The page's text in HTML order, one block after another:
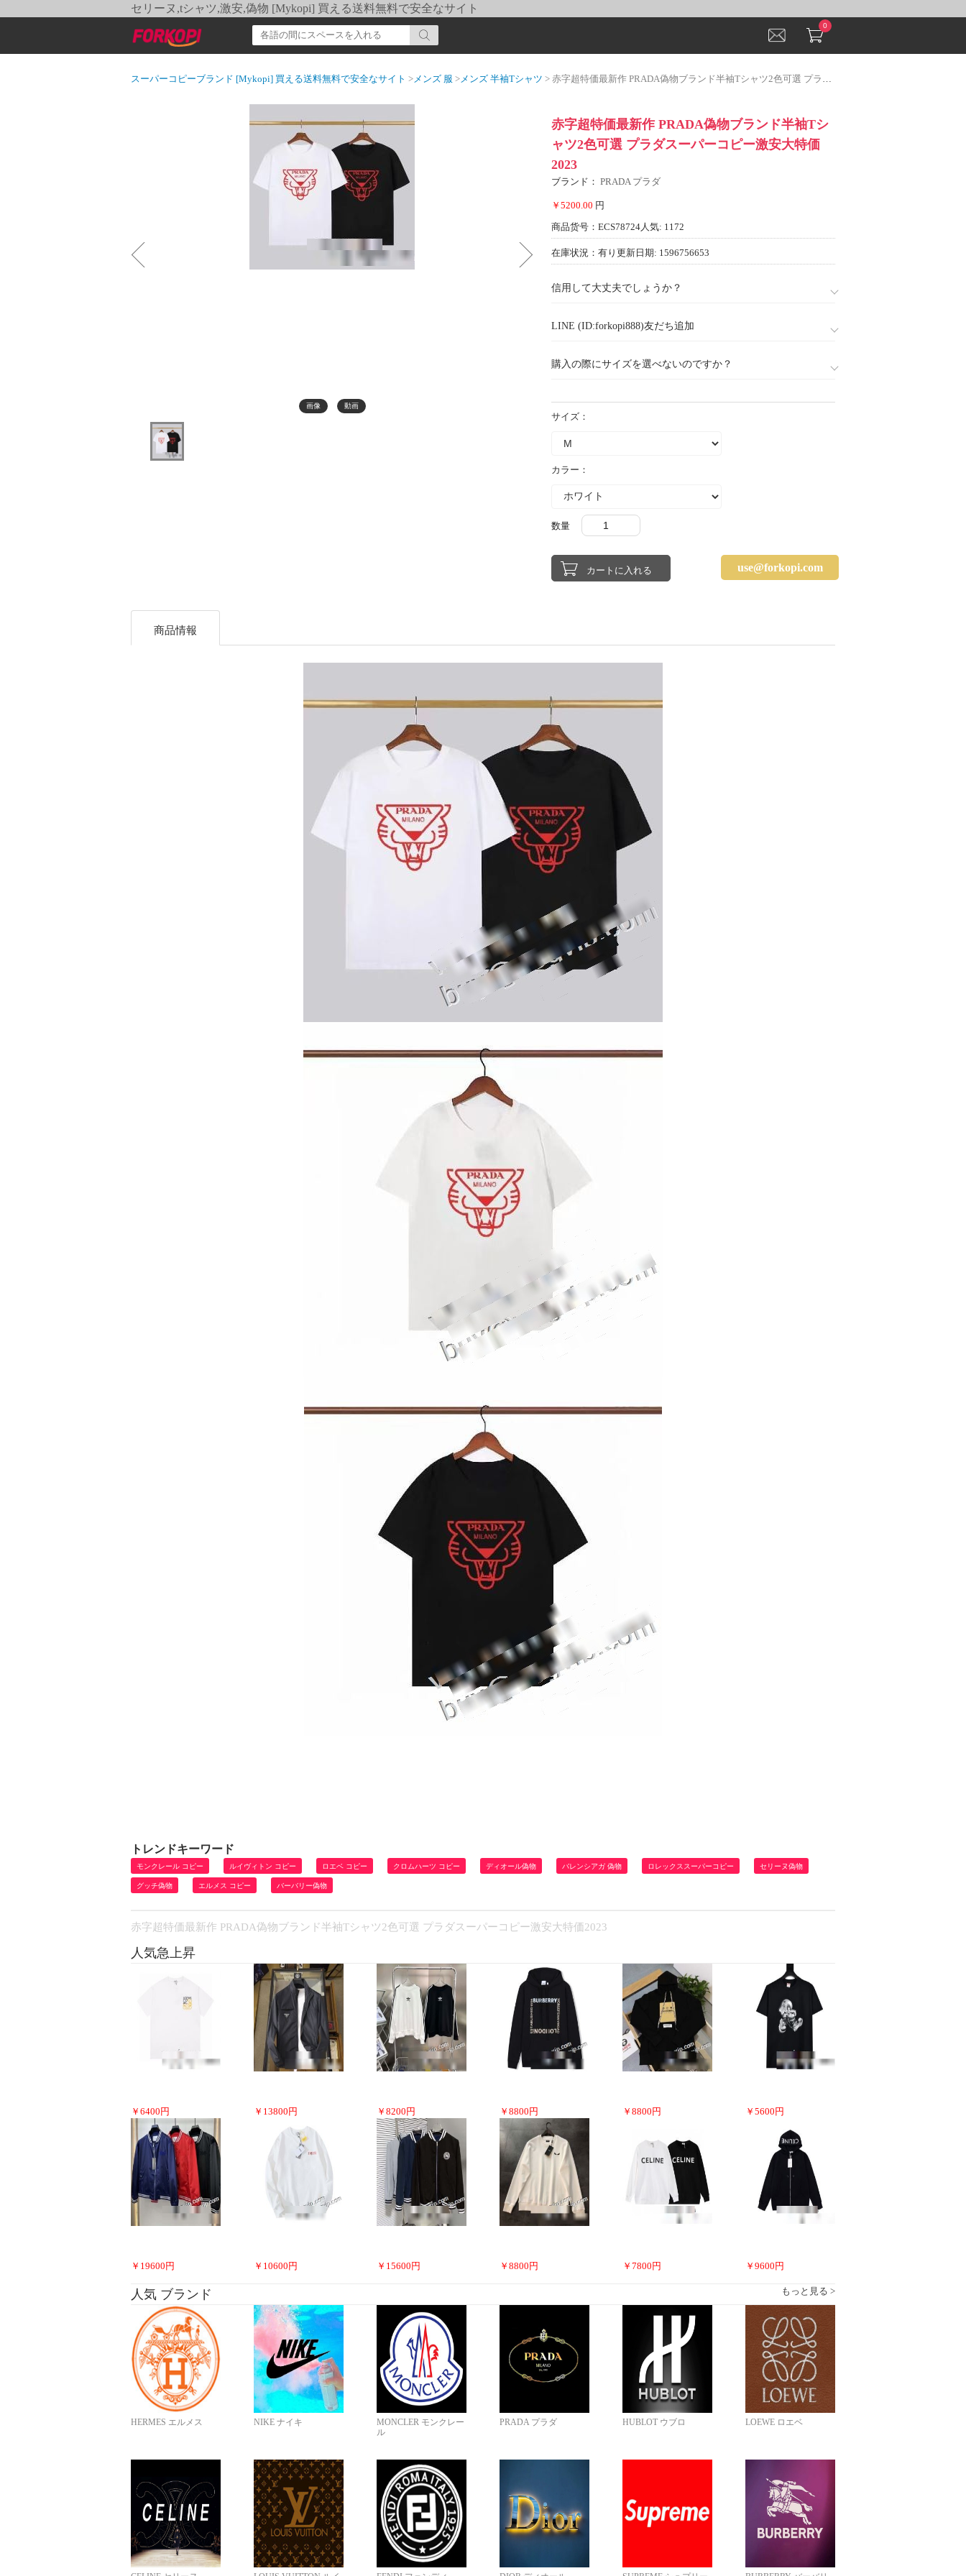
セリーヌ,tシャツ,激安,偽物 [Mykopi] 買える送料無料で安全なサイト
0
スーパーコピーブランド [Mykopi] 買える送料無料で安全なサイト >メンズ 服 >メンズ 半袖Tシャツ > 赤字超特価最新作 PRADA偽物ブランド半袖Tシャツ2色可選 プラダスーパーコピー激安大特価2023
画像 動画
赤字超特価最新作 PRADA偽物ブランド半袖Tシ
ャツ2色可選 プラダスーパーコピー激安大特価
2023
ブランド： PRADA プラダ
￥5200.00 円
商品货号：ECS78724人気: 1172
在庫状況：有り 更新日期: 1596756653
信用して大丈夫でしょうか？
LINE (ID:forkopi888)友だち追加
購入の際にサイズを選べないのですか？
サイズ：
カラー：
数量
use@forkopi.com
商品情報
トレンドキーワード
モンクレール コピー ルイヴィトン コピー ロエベ コピー クロムハーツ コピー ディオール偽物 バレンシアガ 偽物 ロレックススーパーコピー セリーヌ偽物
グッチ偽物 エルメス コピー バーバリー偽物
赤字超特価最新作 PRADA偽物ブランド半袖Tシャツ2色可選 プラダスーパーコピー激安大特価2023
人気急上昇
￥ 6400 円 ￥ 13800 円 ￥ 8200 円 ￥ 8800 円 ￥ 8800 円 ￥ 5600 円
￥ 19600 円 ￥ 10600 円 ￥ 15600 円 ￥ 8800 円 ￥ 7800 円 ￥ 9600 円
人気 ブランド もっと見る >
HERMES エルメス NIKE ナイキ
MONCLER モンクレー
ル
PRADA プラダ HUBLOT ウブロ LOEWE ロエベ